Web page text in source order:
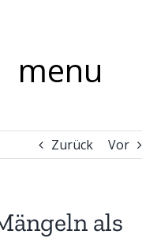
menu
Zurück Vor
als